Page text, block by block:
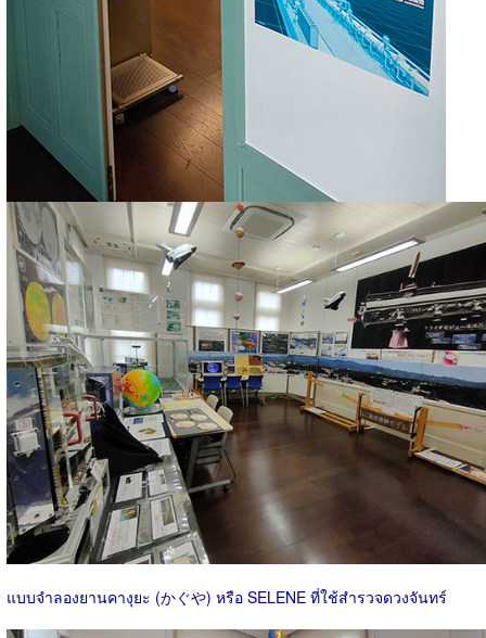
แบบจำลองยานคางุยะ (かぐや) หรือ SELENE ที่ใช้สำรวจดวงจันทร์